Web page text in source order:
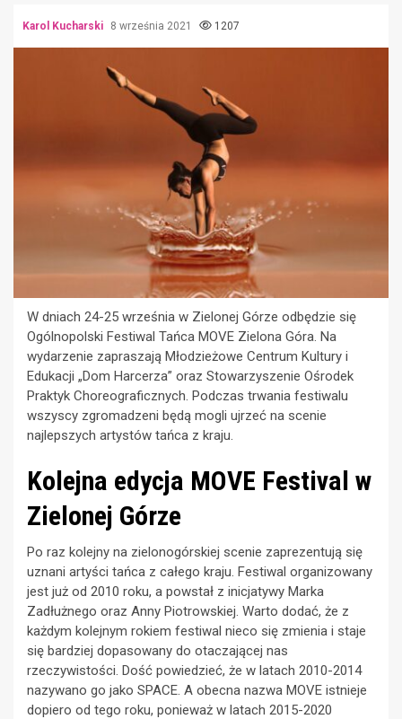
Karol Kucharski 8 września 2021 1207
W dniach 24-25 września w Zielonej Górze odbędzie się
Ogólnopolski Festiwal Tańca MOVE Zielona Góra. Na
wydarzenie zapraszają Młodzieżowe Centrum Kultury i
Edukacji „Dom Harcerza” oraz Stowarzyszenie Ośrodek
Praktyk Choreograficznych. Podczas trwania festiwalu
wszyscy zgromadzeni będą mogli ujrzeć na scenie
najlepszych artystów tańca z kraju.
Kolejna edycja MOVE Festival w
Zielonej Górze
Po raz kolejny na zielonogórskiej scenie zaprezentują się
uznani artyści tańca z całego kraju. Festiwal organizowany
jest już od 2010 roku, a powstał z inicjatywy Marka
Zadłużnego oraz Anny Piotrowskiej. Warto dodać, że z
każdym kolejnym rokiem festiwal nieco się zmienia i staje
się bardziej dopasowany do otaczającej nas
rzeczywistości. Dość powiedzieć, że w latach 2010-2014
nazywano go jako SPACE. A obecna nazwa MOVE istnieje
dopiero od tego roku, ponieważ w latach 2015-2020